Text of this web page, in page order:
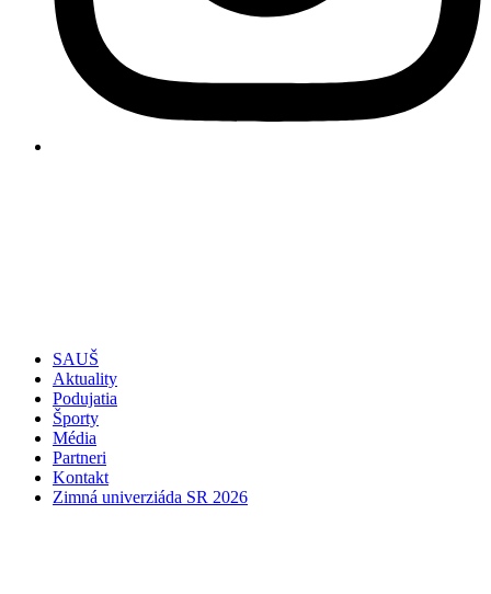
SAUŠ
Aktuality
Podujatia
Športy
Média
Partneri
Kontakt
Zimná univerziáda SR 2026